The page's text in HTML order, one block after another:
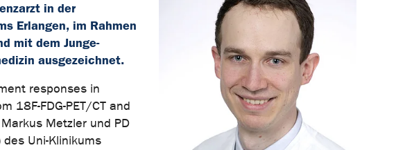
in der
Erlangen, im Rahmen
mit dem Junge-
ausgezeichnet.
responses in
18F-FDG-PET/CT and
Metzler und PD
Uni-Klinikums